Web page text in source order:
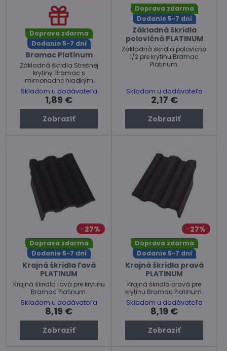
Doprava zdarma
Dodanie 5-7 dní
Bramac Platinum
Základná škridla Strešnej
krytiny Bramac s
mimoriadne hladkým
povrchom a metalickým
vzhľadom s extrémnou
odolnosťou.
Skladom u dodávateľa
1,89 €
Zobraziť
Doprava zdarma
Dodanie 5-7 dní
Základná škridla
polovičná PLATINUM
Základná škridla polovičná
1/2 pre krytinu Bramac
Platinum.
Skladom u dodávateľa
2,17 €
Zobraziť
27%
Doprava zdarma
Dodanie 5-7 dní
Krajná škridla ľavá
PLATINUM
Krajná škridla ľavá pre krytinu
Bramac Platinum.
Skladom u dodávateľa
8,19 €
Zobraziť
27%
Doprava zdarma
Dodanie 5-7 dní
Krajná škridla pravá
PLATINUM
Krajná škridla pravá pre
krytinu Bramac Platinum.
Skladom u dodávateľa
8,19 €
Zobraziť